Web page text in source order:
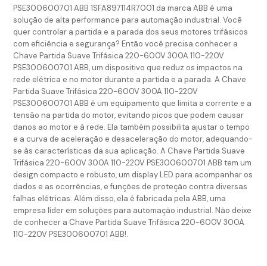
PSE300600701 ABB 1SFA897114R7001 da marca ABB é uma
solução de alta performance para automação industrial. Você
quer controlar a partida e a parada dos seus motores trifásicos
com eficiência e segurança? Então você precisa conhecer a
Chave Partida Suave Trifásica 220-600V 300A 110-220V
PSE300600701 ABB, um dispositivo que reduz os impactos na
rede elétrica e no motor durante a partida e a parada. A Chave
Partida Suave Trifásica 220-600V 300A 110-220V
PSE300600701 ABB é um equipamento que limita a corrente e a
tensão na partida do motor, evitando picos que podem causar
danos ao motor e à rede. Ela também possibilita ajustar o tempo
e a curva de aceleração e desaceleração do motor, adequando-
se às características da sua aplicação. A Chave Partida Suave
Trifásica 220-600V 300A 110-220V PSE300600701 ABB tem um
design compacto e robusto, um display LED para acompanhar os
dados e as ocorrências, e funções de proteção contra diversas
falhas elétricas. Além disso, ela é fabricada pela ABB, uma
empresa líder em soluções para automação industrial. Não deixe
de conhecer a Chave Partida Suave Trifásica 220-600V 300A
110-220V PSE300600701 ABB!.